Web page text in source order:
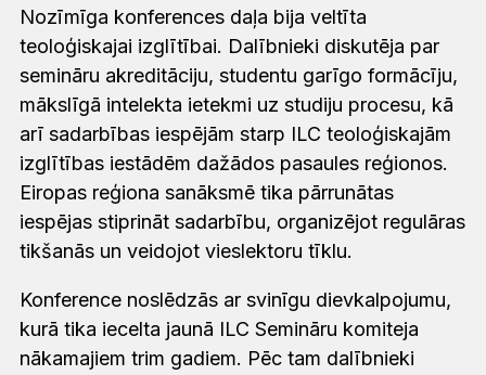
Nozīmīga konferences daļa bija veltīta
teoloģiskajai izglītībai. Dalībnieki diskutēja par
semināru akreditāciju, studentu garīgo formācīju,
mākslīgā intelekta ietekmi uz studiju procesu, kā
arī sadarbības iespējām starp ILC teoloģiskajām
izglītības iestādēm dažādos pasaules reģionos.
Eiropas reģiona sanāksmē tika pārrunātas
iespējas stiprināt sadarbību, organizējot regulāras
tikšanās un veidojot vieslektoru tīklu.
Konference noslēdzās ar svinīgu dievkalpojumu,
kurā tika iecelta jaunā ILC Semināru komiteja
nākamajiem trim gadiem. Pēc tam dalībnieki